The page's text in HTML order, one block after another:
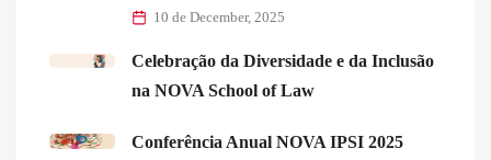
10 de December, 2025
Celebração da Diversidade e da Inclusão
na NOVA School of Law
Conferência Anual NOVA IPSI 2025